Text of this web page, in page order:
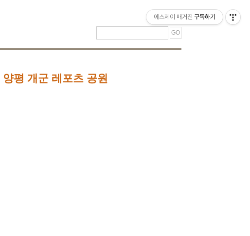
평 개군 레포츠 공원
에스제이 매거진 구독하기